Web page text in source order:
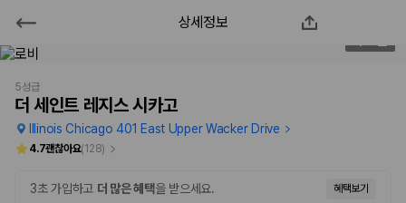
더 세인트 레지스 시카고
2000만 이용고객이 선택한 제주 렌트카 가격비교 플랫폼
상세정보
5성급
더 세인트 레지스 시카고
Illinois Chicago 401 East Upper Wacker Drive
4.7괜찮아요(128)
3초 가입하고 더 많은 혜택을 받으세요. 혜택보기